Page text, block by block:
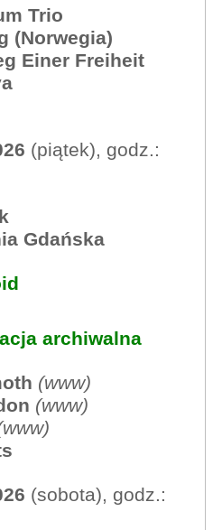
Trio
(Norwegia)
Einer Freiheit
(piątek), godz.:
Gdańska
archiwalna
(www)
(www)
www)
(sobota), godz.: